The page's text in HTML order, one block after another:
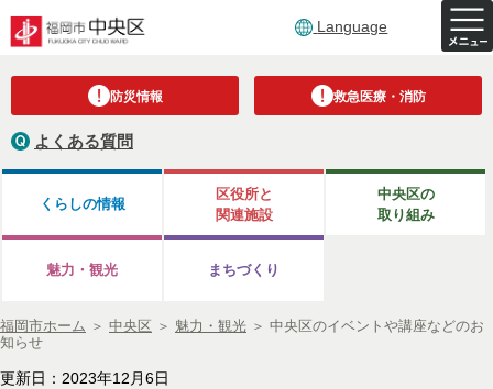
Language
防災情報 救急医療・消防
よくある質問
くらしの情報
区役所と
関連施設
中央区の
取り組み
魅力・観光 まちづくり
福岡市ホーム ＞ 中央区 ＞ 魅力・観光 ＞ 中央区のイベントや講座などのお
知らせ
更新日：2023年12月6日